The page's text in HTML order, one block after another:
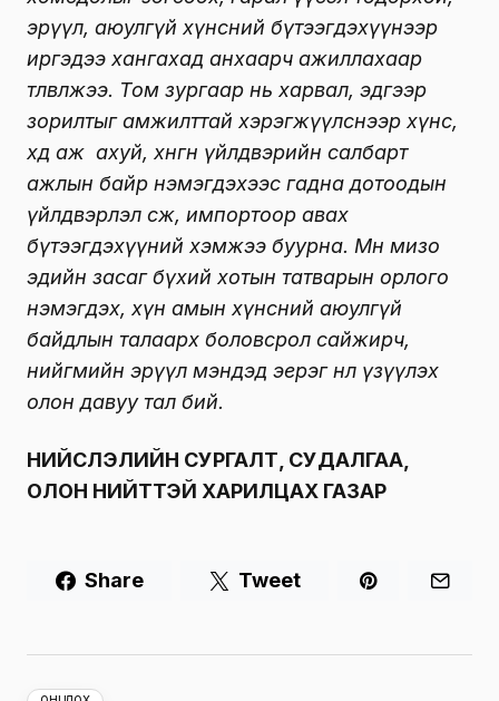
эрүүл, аюулгүй хүнсний бүтээгдэхүүнээр
иргэдээ хангахад анхаарч ажиллахаар
төлөвлөжээ. Том зургаар нь харвал, эдгээр
зорилтыг амжилттай хэрэгжүүлснээр хүнс,
хөдөө аж ахуй, хөнгөн үйлдвэрийн салбарт
ажлын байр нэмэгдэхээс гадна дотоодын
үйлдвэрлэл өсөж, импортоор авах
бүтээгдэхүүний хэмжээ буурна. Мөн мизо
эдийн засаг бүхий хотын татварын орлого
нэмэгдэх, хүн амын хүнсний аюулгүй
байдлын талаарх боловсрол сайжирч,
нийгмийн эрүүл мэндэд эерэг нөлөө үзүүлэх
олон давуу тал бий.
НИЙСЛЭЛИЙН СУРГАЛТ, СУДАЛГАА,
ОЛОН НИЙТТЭЙ ХАРИЛЦАХ ГАЗАР
Share Tweet